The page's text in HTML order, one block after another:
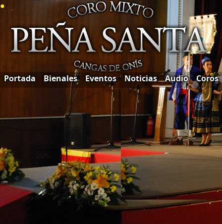
●
Portada Bienales Eventos Noticias Audio Coros